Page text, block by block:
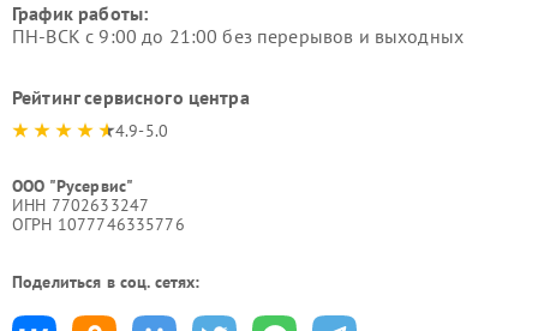
График работы:
ПН-ВСК с 9:00 до 21:00 без перерывов и выходных
Рейтинг сервисного центра
4.9-5.0
ООО "Русервис"
ИНН 7702633247
ОГРН 1077746335776
Поделиться в соц. сетях: